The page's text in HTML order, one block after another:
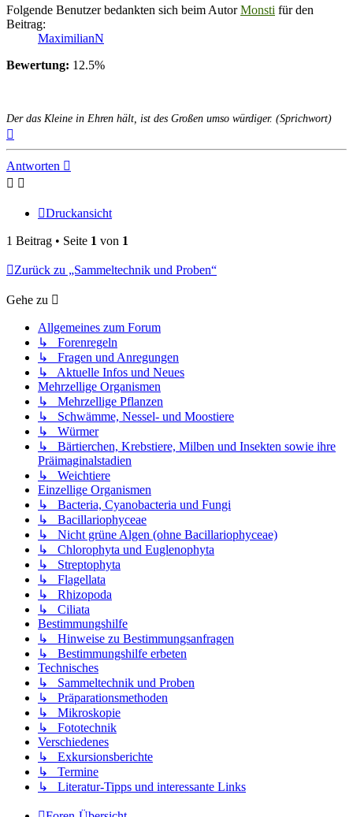
Folgende Benutzer bedankten sich beim AutorMonsti für den
Beitrag:
MaximilianN
Bewertung: 12.5%
Der das Kleine in Ehren hält, ist des Großen umso würdiger. (Sprichwort)
Antworten
Druckansicht
1 Beitrag • Seite 1 von 1
Zurück zu „Sammeltechnik und Proben“
Gehe zu
Allgemeines zum Forum
↳ Forenregeln
↳ Fragen und Anregungen
↳ Aktuelle Infos und Neues
Mehrzellige Organismen
↳ Mehrzellige Pflanzen
↳ Schwämme, Nessel- und Moostiere
↳ Würmer
↳ Bärtierchen, Krebstiere, Milben und Insekten sowie ihre
Präimaginalstadien
↳ Weichtiere
Einzellige Organismen
↳ Bacteria, Cyanobacteria und Fungi
↳ Bacillariophyceae
↳ Nicht grüne Algen (ohne Bacillariophyceae)
↳ Chlorophyta und Euglenophyta
↳ Streptophyta
↳ Flagellata
↳ Rhizopoda
↳ Ciliata
Bestimmungshilfe
↳ Hinweise zu Bestimmungsanfragen
↳ Bestimmungshilfe erbeten
Technisches
↳ Sammeltechnik und Proben
↳ Präparationsmethoden
↳ Mikroskopie
↳ Fototechnik
Verschiedenes
↳ Exkursionsberichte
↳ Termine
↳ Literatur-Tipps und interessante Links